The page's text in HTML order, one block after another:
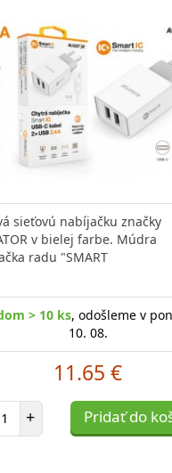
sieťovú nabíjačku značky
v bielej farbe. Múdra
radu "SMART
> 10 ks, odošleme v
10. 08.
11.65 €
Počet položiek
+ Pridať do